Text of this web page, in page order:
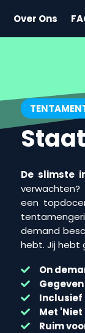
Over Ons
De slimste
een
demand
hebt. Jij hebt
On
Inclusief
Met
Ruim